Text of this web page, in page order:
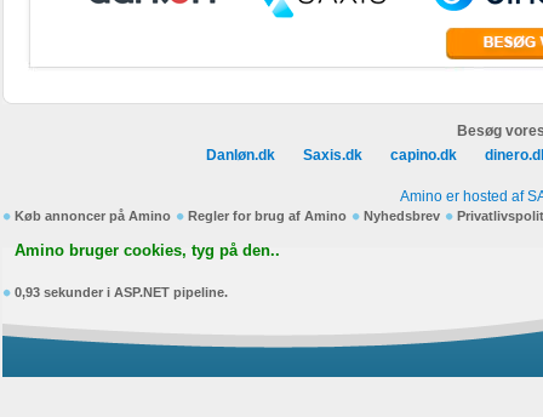
Besøg
Danløn.dk
Saxis.dk capino.dk
Amino er hosted af
Køb annoncer på Amino Regler for brug af Amino Nyhedsbrev
Amino bruger cookies, tyg på den..
0,93 sekunder i ASP.NET pipeline.